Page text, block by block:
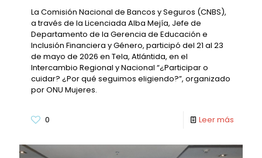
La Comisión Nacional de Bancos y Seguros (CNBS),
a través de la Licenciada Alba Mejía, Jefe de
Departamento de la Gerencia de Educación e
Inclusión Financiera y Género, participó del 21 al 23
de mayo de 2026 en Tela, Atlántida, en el
Intercambio Regional y Nacional “¿Participar o
cuidar? ¿Por qué seguimos eligiendo?”, organizado
por ONU Mujeres.
0 Leer más